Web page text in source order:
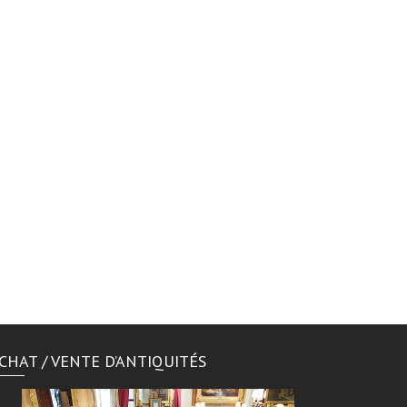
/ VENTE D’ANTIQUITÉS